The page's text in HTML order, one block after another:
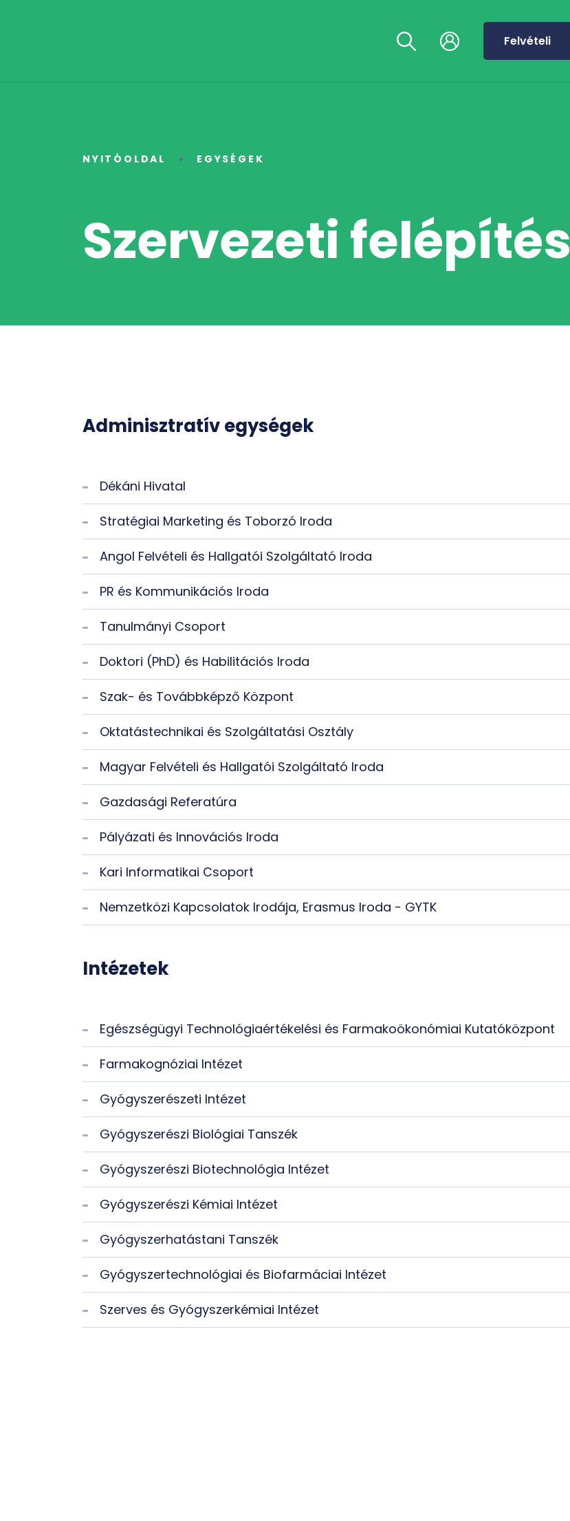
Felvételi
NYITÓOLDAL EGYSÉGEK
Szervezeti felépítés
Adminisztratív egységek
Dékáni Hivatal
Stratégiai Marketing és Toborzó Iroda
Angol Felvételi és Hallgatói Szolgáltató Iroda
PR és Kommunikációs Iroda
Tanulmányi Csoport
Doktori (PhD) és Habilitációs Iroda
Szak- és Továbbképző Központ
Oktatástechnikai és Szolgáltatási Osztály
Magyar Felvételi és Hallgatói Szolgáltató Iroda
Gazdasági Referatúra
Pályázati és Innovációs Iroda
Kari Informatikai Csoport
Nemzetközi Kapcsolatok Irodája, Erasmus Iroda - GYTK
Intézetek
Egészségügyi Technológiaértékelési és Farmakoökonómiai Kutatóközpont
Farmakognóziai Intézet
Gyógyszerészeti Intézet
Gyógyszerészi Biológiai Tanszék
Gyógyszerészi Biotechnológia Intézet
Gyógyszerészi Kémiai Intézet
Gyógyszerhatástani Tanszék
Gyógyszertechnológiai és Biofarmáciai Intézet
Szerves és Gyógyszerkémiai Intézet